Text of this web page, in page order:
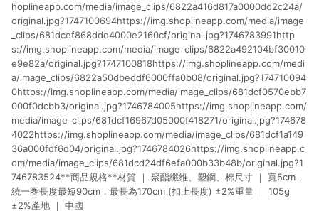
hoplineapp.com/media/image_clips/6822a416d817a0000dd2c24a/
original.jpg?1747100694https://img.shoplineapp.com/media/image
_clips/681dcef868ddd4000e2160cf/original.jpg?1746783991http
s://img.shoplineapp.com/media/image_clips/6822a492104bf30010
e9e82a/original.jpg?1747100818https://img.shoplineapp.com/medi
a/image_clips/6822a50dbeddf6000ffa0b08/original.jpg?174710094
0https://img.shoplineapp.com/media/image_clips/681dcf0570ebb7
000f0dcbb3/original.jpg?1746784005https://img.shoplineapp.com/
media/image_clips/681dcf16967d05000f418271/original.jpg?174678
4022https://img.shoplineapp.com/media/image_clips/681dcf1a149
36a000fdf6d04/original.jpg?1746784026https://img.shoplineapp.c
om/media/image_clips/681dcd24df6efa000b33b48b/original.jpg?1
746783524**商品規格**材質 ｜ 聚酯纖維、塑鋼、棉尺寸 ｜ 寬5cm，
繞一圈長度最短90cm，最長為170cm (扣上長度) ±2%重量 ｜ 105g
±2%產地 ｜ 中國